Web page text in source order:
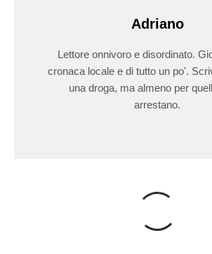
Adriano
Lettore onnivoro e disordinato.
cronaca locale e di tutto un po'.
una droga, ma almeno per
arrestano.